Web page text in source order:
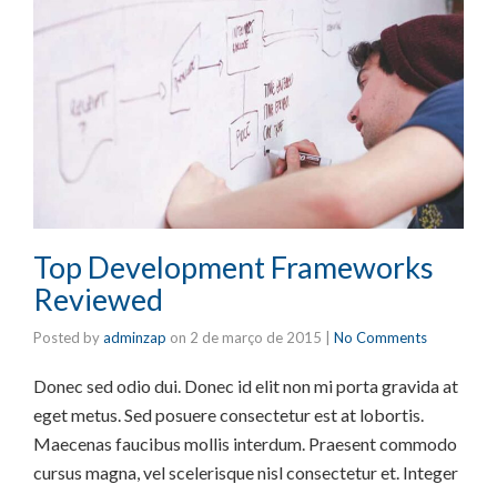
Top Development Frameworks
Reviewed
Posted byadminzap on 2 de março de 2015 No Comments
Donec sed odio dui. Donec id elit non mi porta gravida at
eget metus. Sed posuere consectetur est at lobortis.
Maecenas faucibus mollis interdum. Praesent commodo
cursus magna, vel scelerisque nisl consectetur et. Integer